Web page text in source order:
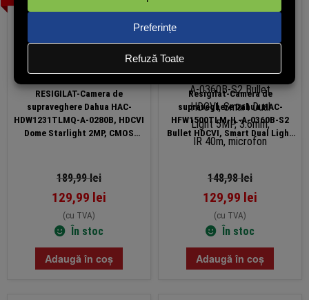
RESIGILAT-Camera de
supraveghere Dahua HAC-
HDW1231TLMQ-A-0280B, HDCVI
Dome Starlight 2MP, CMOS
189,99lei
129,99 lei
(cu TVA)
În stoc
Adaugă în coș
Resigilat-Camera de
supraveghere Dahua HAC-
HFW1500TLM-IL-A-0360B-S2
Bullet HDCVI, Smart Dual Light
5MP, 3.6mm, IR 40m, microfon
148,98lei
129,99 lei
(cu TVA)
În stoc
Adaugă în coș